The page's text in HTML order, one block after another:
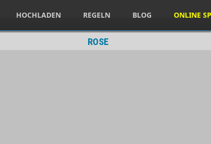
HOCHLADEN REGELN BLOG ONLINE
ROSE